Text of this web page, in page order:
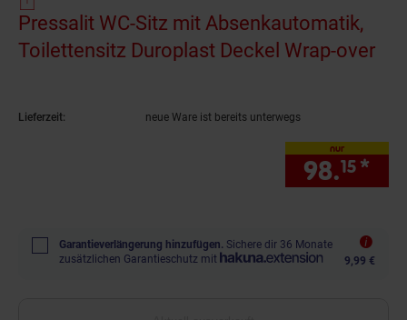
Pressalit WC-Sitz mit Absenkautomatik,
Toilettensitz Duroplast Deckel Wrap-over
Lieferzeit: neue Ware ist bereits unterwegs
nur
98.15 *
Garantieverlängerung hinzufügen. Sichere dir 36 Monate
zusätzlichen Garantieschutz mit
9,99 €